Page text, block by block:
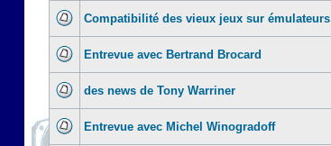
Compatibilité des vieux jeux sur émulateurs
Entrevue avec Bertrand Brocard
des news de Tony Warriner
Entrevue avec Michel Winogradoff